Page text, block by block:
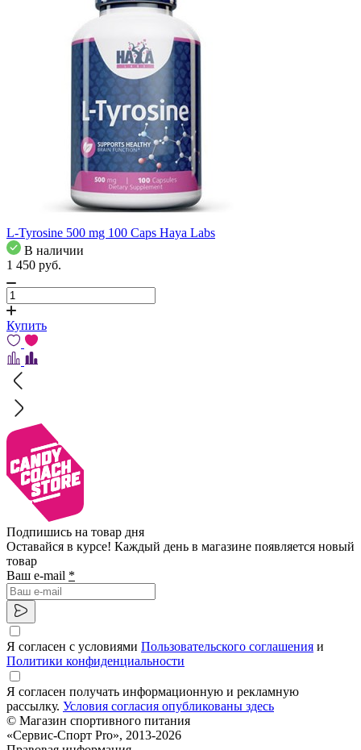
L-Tyrosine 500 mg 100 Caps Haya Labs
В наличии
1 450 pуб.
Купить
Подпишись на товар дня
Оставайся в курсе! Каждый день в магазине появляется новый
товар
Ваш e-mail *
Я согласен с условиями Пользовательского соглашения и
Политики конфиденциальности
Я согласен получать информационную и рекламную
рассылку. Условия согласия опубликованы здесь
© Магазин спортивного питания
«Сервис-Спорт Pro», 2013-2026